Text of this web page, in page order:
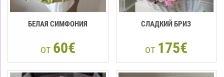
БЕЛАЯ СИМФОНИЯ
от 60€
СЛАДКИЙ БРИЗ
от 175€